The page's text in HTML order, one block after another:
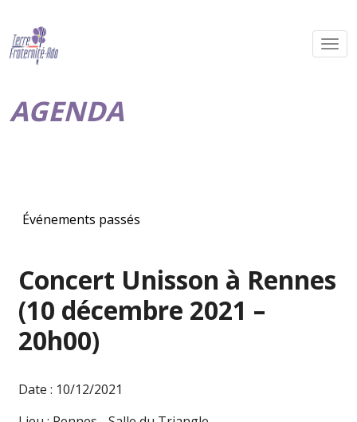
AGENDA
Événements passés
Concert Unisson à Rennes
(10 décembre 2021 –
20h00)
Date : 10/12/2021